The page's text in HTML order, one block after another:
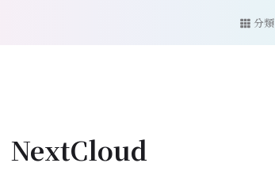
分類
NextCloud